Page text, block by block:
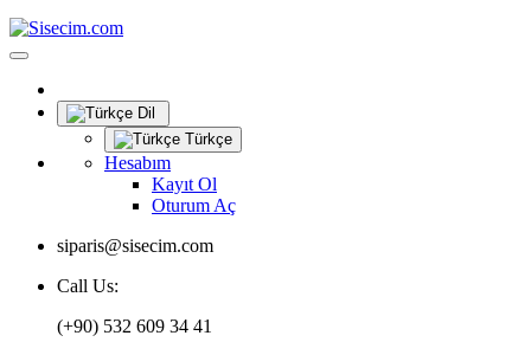
Dil
Türkçe
Hesabım
Kayıt Ol
Oturum Aç
siparis@sisecim.com
Call Us:
(+90) 532 609 34 41